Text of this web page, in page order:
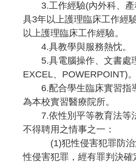
3.工作經驗(內外科、產
具3年以上護理臨床工作經
以上護理臨床工作經驗。
4.具教學與服務熱忱。
5.具電腦操作、文書處理
EXCEL、POWERPOINT)。
6.配合學生臨床實習指
為本校實習醫療院所。
7.依性別平等教育法等
不得聘用之情事之一：
(1)犯性侵害犯罪防治
性侵害犯罪，經有罪判決確